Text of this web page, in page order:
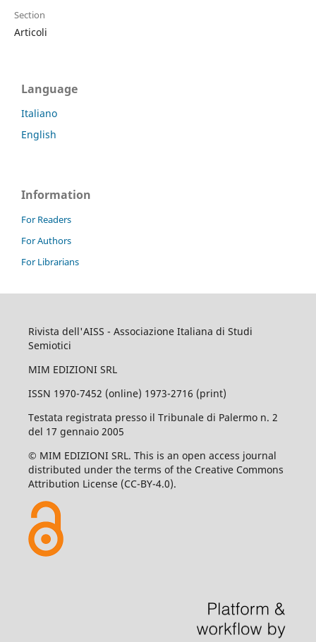
Section
Articoli
Language
Italiano
English
Information
For Readers
For Authors
For Librarians
Rivista dell'AISS - Associazione Italiana di Studi
Semiotici
MIM EDIZIONI SRL
ISSN 1970-7452 (online) 1973-2716 (print)
Testata registrata presso il Tribunale di Palermo n. 2
del 17 gennaio 2005
© MIM EDIZIONI SRL. This is an open access journal
distributed under the terms of the Creative Commons
Attribution License (CC-BY-4.0).